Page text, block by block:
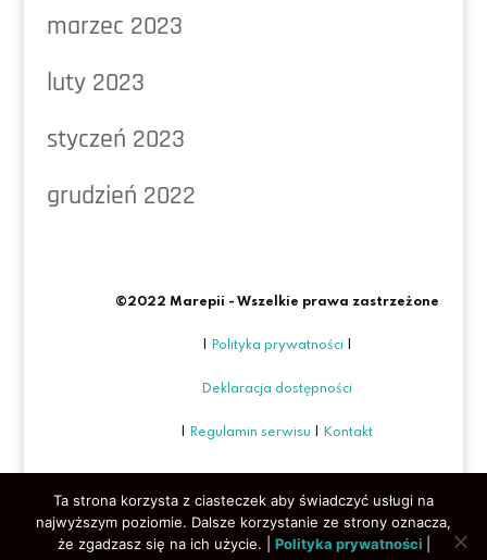
marzec 2023
luty 2023
styczeń 2023
grudzień 2022
©2022 Marepii - Wszelkie prawa zastrzeżone
Polityka prywatności|
Deklaracja dostępności
Regulamin serwisu Kontakt
Ta strona korzysta z ciasteczek aby świadczyć usługi na
najwyższym poziomie. Dalsze korzystanie ze strony oznacza,
że zgadzasz się na ich użycie. | Polityka prywatności